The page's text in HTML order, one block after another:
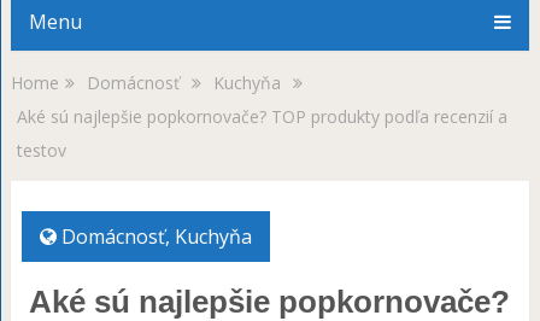
Menu
Home Domácnosť
Kuchyňa
Aké sú najlepšie popkornovače? TOP produkty podľa recenzií a
testov
Domácnosť, Kuchyňa
Aké sú najlepšie popkornovače?